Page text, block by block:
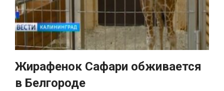
Жирафенок Сафари обживается
в Белгороде